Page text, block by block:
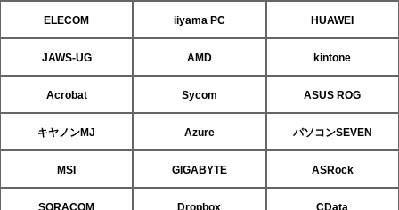
ELECOM iiyama PC HUAWEI
JAWS-UG AMD kintone
Acrobat Sycom ASUS ROG
キヤノンMJ Azure パソコンSEVEN
MSI GIGABYTE ASRock